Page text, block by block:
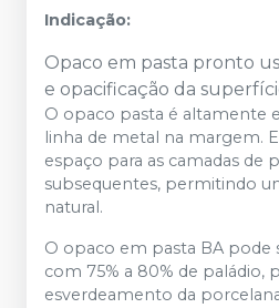
Indicação:
Opaco em pasta pronto
e opacificação da
O opaco pasta é altamente
linha de metal na margem.
espaço para as camadas de
subsequentes, permitindo
natural.
O opaco em pasta BA pode
com 75% a 80% de paládio,
esverdeamento da